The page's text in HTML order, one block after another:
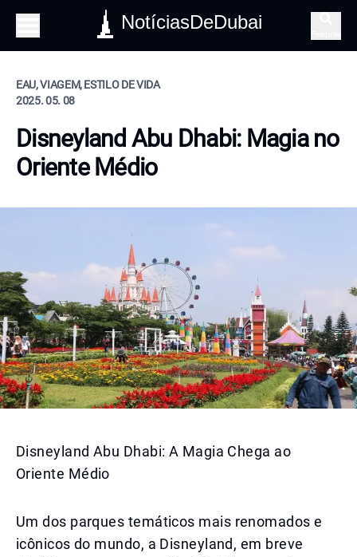
NotíciasDeDubai
EAU, VIAGEM, ESTILO DE VIDA
2025. 05. 08
Disneyland Abu Dhabi: Magia no
Oriente Médio
Disneyland Abu Dhabi: A Magia Chega ao
Oriente Médio
Um dos parques temáticos mais renomados e
icônicos do mundo, a Disneyland, em breve